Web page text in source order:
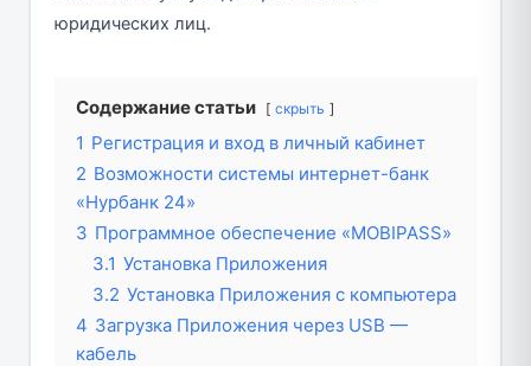
юридических лиц.
Содержание статьи скрыть
1 Регистрация и вход в личный кабинет
2 Возможности системы интернет-банк
«Нурбанк 24»
3 Программное обеспечение «MOBIPASS»
3.1 Установка Приложения
3.2 Установка Приложения с компьютера
4 Загрузка Приложения через USB —
кабель